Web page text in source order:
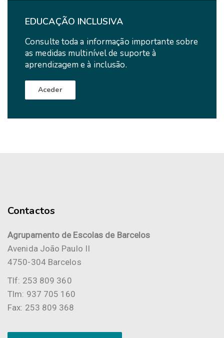
EDUCAÇÃO INCLUSIVA
Consulte toda a informação importante sobre
as medidas multinível de suporte à
aprendizagem e à inclusão.
Aceder
Contactos
Agrupamento de Escolas de Barcelos
Avenida João Paulo II
4750-304 Barcelos
Tlf: 253 809 360
Tlm: 937 705 160
Fax: 253 809 368